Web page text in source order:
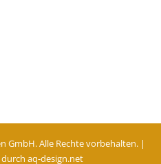
GmbH. Alle Rechte vorbehalten. |
aq-design.net